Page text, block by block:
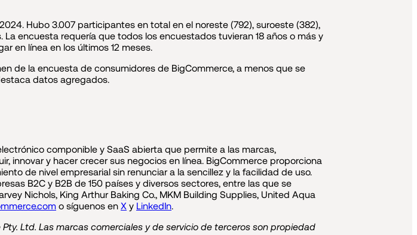
Hubo 3.007 participantes en total en el noreste (792), suroeste (382),
encuesta requería que todos los encuestados tuvieran 18 años o más y
en línea en los últimos 12 meses.
de la encuesta de consumidores de BigCommerce, a menos que se
datos agregados.
componible y SaaS abierta que permite a las marcas,
innovar y hacer crecer sus negocios en línea. BigCommerce proporciona
de nivel empresarial sin renunciar a la sencillez y la facilidad de uso.
B2C y B2B de 150 países y diversos sectores, entre las que se
Nichols, King Arthur Baking Co., MKM Building Supplies, United Aqua
o síguenos en Xy LinkedIn.
Ltd. Las marcas comerciales y de servicio de terceros son propiedad